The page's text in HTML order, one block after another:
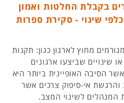
בקבלת החלטות ואמון
שינוי - סקירת ספרות
מחוץ לארגון כגון: תקנות
שינויים שביצעו ארגונים
הסיבה האופיינית ביותר היא
והרגשת אי-סיפוק צרכים אשר
המנהלים לשינוי המצב.